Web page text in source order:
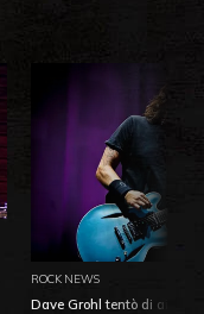
ROCK NEWS
Dave Grohl tentò di